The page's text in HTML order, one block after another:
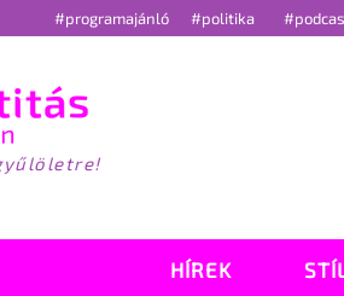
#programajánló #politika
HÍREK